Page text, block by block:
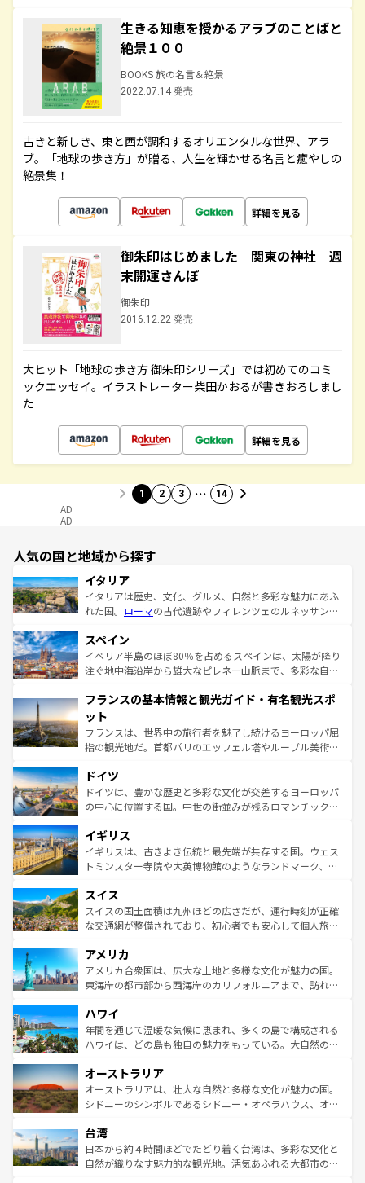
生きる知恵を授かるアラブのことばと
絶景１００
BOOKS 旅の名言＆絶景
2022.07.14 発売
古きと新しき、東と西が調和するオリエンタルな世界、アラ
ブ。「地球の歩き方」が贈る、人生を輝かせる名言と癒やしの
絶景集！
詳細を見る
御朱印はじめました 関東の神社 週
末開運さんぽ
御朱印
2016.12.22 発売
大ヒット「地球の歩き方 御朱印シリーズ」では初めてのコミ
ックエッセイ。イラストレーター柴田かおるが書きおろしまし
た
詳細を見る
1 2 3 … 14
AD
AD
人気の国と地域から探す
イタリア
イタリアは歴史、文化、グルメ、自然と多彩な魅力にあふ
れた国。 ローマの古代遺跡やフィレンツェのルネッサンス
ろん、トスカーナの美しい田園風景やアマルフィ海岸の絶
景など、自然景観も見逃せない。観光の合間には、本場の
ピザやパスタなど、絶品のイタリア料理を堪能することも
ませてくれるイタリアで、忘れられない旅をしてみよう！
なお、新着のイタリア情報は
しい。
スペイン
イベリア半島のほぼ80％を占めるスペインは、太陽が降り
注ぐ地中海沿岸から雄大なピレネー山脈まで、多彩な自然
文化が根付くこの国では、情熱的なフラメンコ、熱気あふ
れる闘牛、そして美味しいタパスが生活の一部となってい
る。首都マドリードの洗練された雰囲気や、バルセロナの
アートに溢れた街角から、地方では古代ローマ遺跡や中世
せる。地方によって風土や気候が異なるスペインはその個
性で訪れる人を魅了する。 なお、新着のスペイン情報は コ
ンテンツ一覧を参照してほしい。
フランスの基本情報と観光ガイド・有名観光スポ
ット
フランスは、世界中の旅行者を魅了し続けるヨーロッパ屈
指の観光地だ。首都パリのエッフェル塔やルーブル美術館
で、幅広い魅力が詰まっている。華麗な宮殿、歴史的な大
聖堂、美しいビーチ、そして豊かな自然が、訪れる者を心
から魅了する。また、フランスは美食の国としても知ら
いる。シャンパンの発祥地であるランス、プロヴァンスの
香り高いラベンダー畑など、多彩な楽しみ方が可能だ。さ
らに、パリ以外の地域にも魅力が溢れており、どの街角に
れる地方に足を運ぶとそれぞれで全く異なる文化を体験で
きるだろう。 なお、新着のフランス情報はコンテンツ一覧
を参照してほしい。
ドイツ
ドイツは、豊かな歴史と多彩な文化が交差するヨーロッパ
の中心に位置する国。中世の街並みが残るロマンチック街
顔を持つこの国は、どこを歩いても飽きることがない。ベ
ルリンの文化的活気、バイエルン州のアルプスの絶景、そ
してライン川沿いのワイン畑といった風景は必見。ビール
は、お酒好きな人にはぜひ体験してほしい。 なお、新着の
ドイツ情報はコンテンツ一覧を参照してほしい。
イギリス
イギリスは、古きよき伝統と最先端が共存する国。ウェス
トミンスター寺院や大英博物館のようなランドマーク、歴
リアごとに異なる魅力がある。また、優雅なアフタヌーン
ティー、ビール好きにはたまらない英国パブ、サッカー観
戦など、本場だからこそできる体験も豊富。イギリスを旅
ンツ一覧を参照してほしい。
スイス
スイスの国土面積は九州ほどの広さだが、運行時刻が正確
な交通網が整備されており、初心者でも安心して個人旅行
の建物がそのまま残る町や、スイスならではのユニークな
博物館もあり、アルプス観光だけでなく町歩きも満喫する
ことができる。国民の所得が高いため物価も高いが、旅行
ば市内交通費無料で観光を楽しむこともできる。 なお、新
着のスイス情報はコンテンツ一覧 を参照してほしい。
アメリカ
アメリカ合衆国は、広大な土地と多様な文化が魅力の国。
東海岸の都市部から西海岸のカリフォルニアまで、訪れる
のような巨大都市は、観光、ショッピング、エンターテイ
ンメントが詰まった刺激的なスポットだ。一方、アメリカ
西部には大自然が広がり、グランドキャニオンやイエロー
部のニューオーリンズでは、音楽と美食が融合した独特の
文化が魅力。旅行者はアメリカの各地域で異なる魅力を楽
しみながら、その多様性と豊かな歴史を感じることができ
ならではの贅沢な旅のスタイルだ。 なお、新着のアメリカ
情報はコンテンツ一覧を参照してほしい。
ハワイ
年間を通じて温暖な気候に恵まれ、多くの島で構成される
ハワイは、どの島も独自の魅力をもっている。大自然の神
ワイ島は見逃せない。また、定番の観光地といえばオアフ
島だが、静かな自然を求めるならマウイ島やカウアイ島が
おすすめ。エメラルドグリーンに輝く海をはじめ、豊かな
れるおもてなしの心で訪れる人々を迎えてくれるハワイの
人々、おいしいローカルフードやハワイアンミュージッ
ク、伝統的なフラダンスなど、すべてがハワイの魅力を彩
オーストラリア
オーストラリアは、壮大な自然と多様な文化が魅力の国。
シドニーのシンボルであるシドニー・オペラハウス、オー
リアリーフや大陸中央部にそびえるウルル（エアーズロッ
ク）、タスマニアの美しい原生林やケアンズの熱帯雨林な
ど、見どころがたくさん。また、カフェやワイン、オージ
台湾
日本から約４時間ほどでたどり着く台湾は、多彩な文化と
自然が織りなす魅力的な観光地。活気あふれる大都市の台